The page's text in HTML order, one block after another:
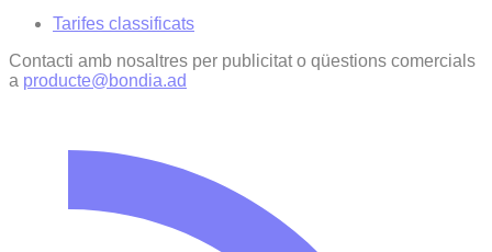
Tarifes classificats
Contacti amb nosaltres per publicitat o qüestions comercials
a producte@bondia.ad